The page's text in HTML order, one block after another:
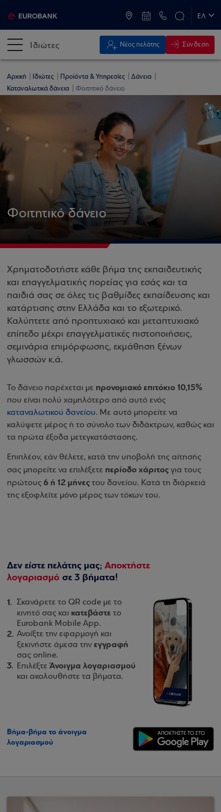
ΕΛ
Ιδιώτες Νέος πελάτης Σύνδεση
Αρχική Ιδιώτες Προϊόντα & Υπηρεσίες
Δάνεια
Καταναλωτικά δάνεια
Φοιτητικό δάνειο
Φοιτητικό δάνειο
Χρηματοδοτήστε κάθε βήμα της εκπαιδευτικής
και επαγγελματικής πορείας για εσάς και τα
παιδιά σας σε όλες τις βαθμίδες εκπαίδευσης και
κατάρτισης στην Ελλάδα και το εξωτερικό.
Καλύπτετε από προπτυχιακό και μεταπτυχιακό
επίπεδο μέχρι επαγγελματικές πιστοποιήσεις,
σεμινάρια επιμόρφωσης, εκμάθηση ξένων
γλωσσών κ.ά.
Το δάνειο παρέχεται με προνομιακό επιτόκιο 10,15%
που είναι πολύ χαμηλότερο από αυτό ενός
καταναλωτικού δανείου. Με αυτό μπορείτε να
καλύψετε μέρος ή το σύνολο των διδάκτρων, καθώς και
τα πρώτα έξοδα μετεγκατάστασης.
Επιπλέον, εάν θέλετε, κατά την υποβολή της αίτησής
σας μπορείτε να επιλέξετε περίοδο χάριτος για τους
πρώτους 6 ή 12 μήνες του δανείου. Κατά τη διάρκειά
της εξοφλείτε μόνο μέρος των τόκων του.
Δεν είστε πελάτης μας; Αποκτήστε
λογαριασμό σε 3 βήματα!
Σκανάρετε το QR code με το
κινητό σας και κατεβάστε το
Eurobank Mobile App.
Ανοίξτε την εφαρμογή και
ξεκινήστε άμεσα την εγγραφή
σας online.
Επιλέξτε Άνοιγμα λογαριασμού
και ακολουθήστε τα βήματα.
Βήμα-βήμα το άνοιγμα
λογαριασμού